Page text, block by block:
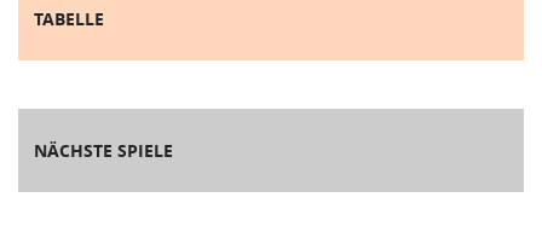
TABELLE
NÄCHSTE SPIELE